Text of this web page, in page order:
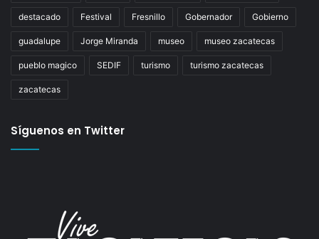
destacado Festival Fresnillo Gobernador Gobierno
guadalupe Jorge Miranda museo museo zacatecas
pueblo magico SEDIF turismo turismo zacatecas
zacatecas
Síguenos en Twitter